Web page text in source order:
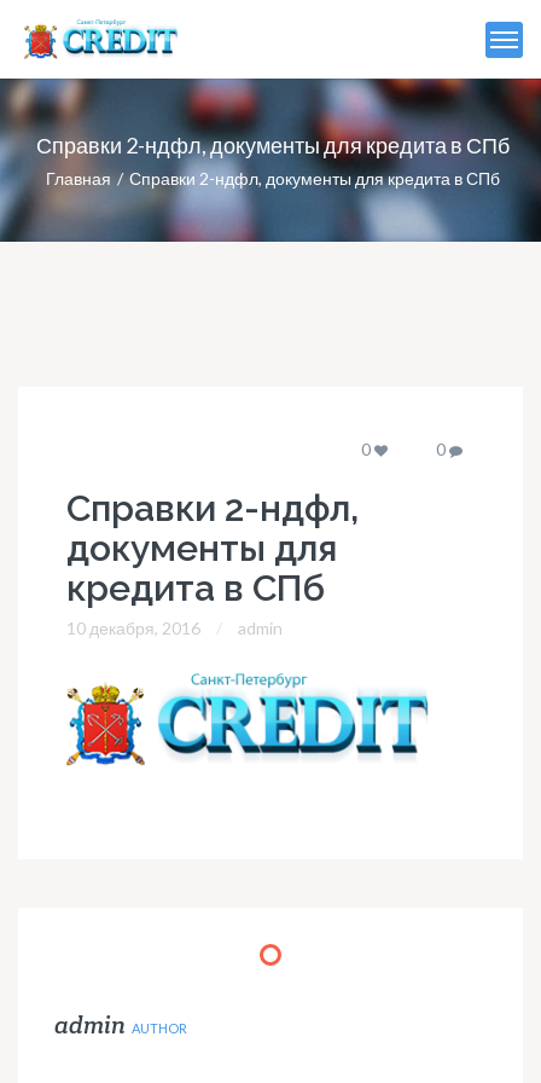
Справки 2-ндфл, документы для кредита в СПб
Главная Справки 2-ндфл, документы для кредита в СПб
0 0
Справки 2-ндфл,
документы для
кредита в СПб
10 декабря, 2016 admin
admin AUTHOR